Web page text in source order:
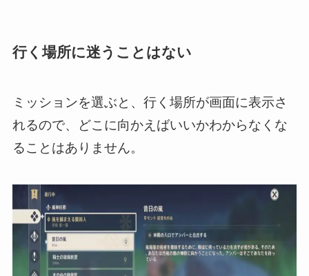
行く場所に迷うことはない
ミッションを選ぶと、行く場所が画面に表示さ
れるので、どこに向かえばいいかわからなくな
ることはありません。